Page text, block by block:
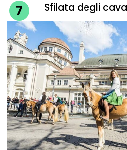
7 Sfilata degli